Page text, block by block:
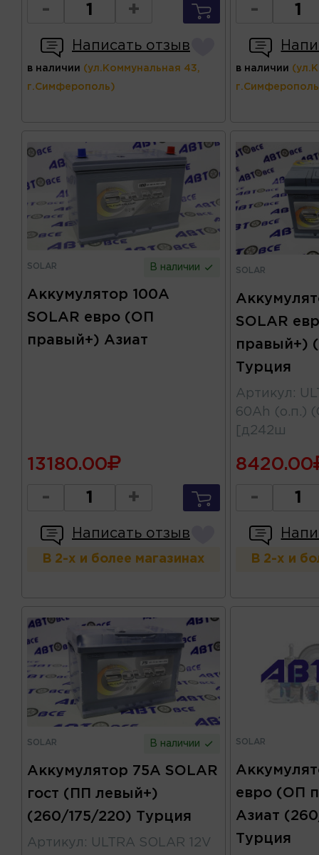
- +
Написать отзыв
в наличии (ул.Коммунальная 43,
г.Симферополь)
-
в наличии
SOLAR В наличии
Аккумулятор 100А
SOLAR евро (ОП
правый+) Азиат
13180.00
- +
Написать отзыв
В 2-х и более магазинах
SOLAR
SOLAR
правый+)
Турция
Артикул :
60Ah (о.п.)
[д242ш
8420.00
-
В 2-х и
SOLAR В наличии
Аккумулятор 75А SOLAR
гост (ПП левый+)
(260/175/220) Турция
Артикул : ULTRA SOLAR 12V
SOLAR
евро (ОП
Азиат
Турция